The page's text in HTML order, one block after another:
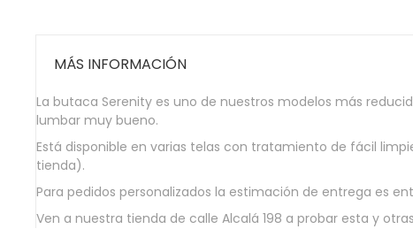
MÁS INFORMACIÓN
La butaca Serenity es uno de nuestros modelos más
lumbar muy bueno.
Está disponible en varias telas con tratamiento de fácil
tienda).
Para pedidos personalizados la estimación de entrega es
Ven a nuestra tienda de calle Alcalá 198 a probar esta y